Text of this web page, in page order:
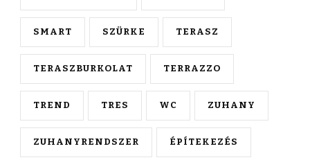
SMART SZÜRKE TERASZ
TERASZBURKOLAT TERRAZZO
TREND TRES WC ZUHANY
ZUHANYRENDSZER ÉPÍTEKEZÉS